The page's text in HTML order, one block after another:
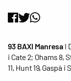
93 BAXI Manresa I
i Cate 2; Ohams 8,
11, Hunt 19, Gaspà i